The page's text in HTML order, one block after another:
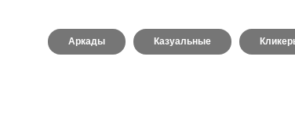
Аркады Казуальные